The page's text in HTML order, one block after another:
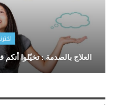
العلاج بالصدمة : تخيّلوا